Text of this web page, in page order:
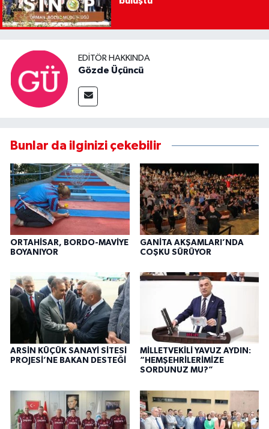
EDITÖR HAKKINDA
Gözde Üçüncü
Bunlar da ilginizi çekebilir
ORTAHİSAR, BORDO-MAVİYE
BOYANIYOR
GANİTA AKŞAMLARI’NDA
COŞKU SÜRÜYOR
ARSİN KÜÇÜK SANAYİ SİTESİ
PROJESİ’NE BAKAN DESTEĞİ
MİLLETVEKİLİ YAVUZ AYDIN:
“HEMŞEHRİLERİMİZE
SORDUNUZ MU?”